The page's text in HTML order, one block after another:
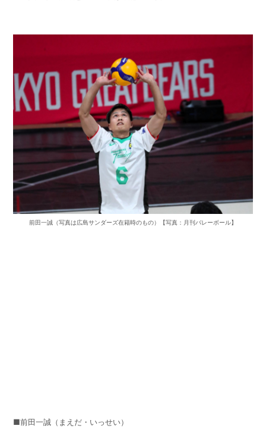
前田一誠（写真は広島サンダーズ在籍時のもの）【写真：月刊バレーボール】
■前田一誠（まえだ・いっせい）